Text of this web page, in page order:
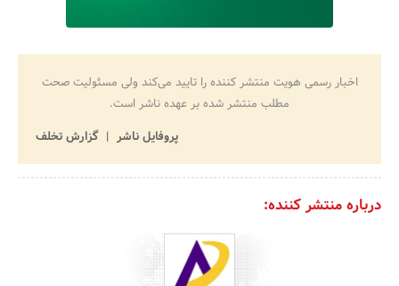
اخبار رسمی هویت منتشر کننده را تایید می‌کند ولی مسئولیت صحت
مطلب منتشر شده بر عهده ناشر است.
پروفایل ناشر
گزارش تخلف
درباره منتشر کننده: